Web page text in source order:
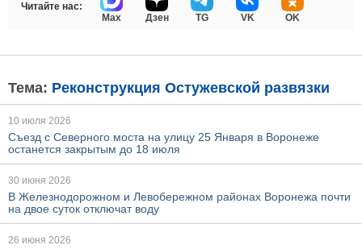
Читайте нас:
Max
Дзен TG VK OK
Тема: Реконструкция Остужевской развязки
10 июля 2026
Съезд с Северного моста на улицу 25 Января в Воронеже
останется закрытым до 18 июля
30 июня 2026
В Железнодорожном и Левобережном районах Воронежа почти
на двое суток отключат воду
26 июня 2026